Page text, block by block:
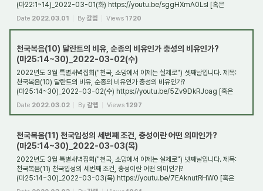
(마22:1~14)_2022-03-01(화) https://youtu.be/sggHXmA0LsI [혹은
https://tv.naver.com/v/25406033 ] 1. ...
Date 2022.03.01 By갈렙 Views 1720
천국복음(10) 달란트의 비유, 순종의 비유인가 충성의 비유인가?
(마25:14~30)_2022-03-02(수)
2022년도 3월 특별새벽집회("천국, 소망에서 이제는 실제로") 셋째날입니다. 제목:
천국복음(10) 달란트의 비유, 순종의 비유인가 충성의 비유인가?
(마25:14~30)_2022-03-02(수) https://youtu.be/5Zv9DkRJoag [혹은
https://tv.naver.com/v/25469494 ] 1. 달...
Date 2022.03.02 By갈렙 Views 1297
천국복음(11) 천국입성의 세번째 조건, 충성이란 어떤 의미인가?
(마25:14~30)_2022-03-03(목)
2022년도 3월 특별새벽집회("천국, 소망에서 이제는 실제로") 넷째날입니다. 제목:
천국복음(11) 천국입성의 세번째 조건, 충성이란 어떤 의미인가?
(마25:14~30)_2022-03-03(목) https://youtu.be/7EAknutRHW0 [혹은
https://tv.naver.com/v/25469989 ] 1. 천...